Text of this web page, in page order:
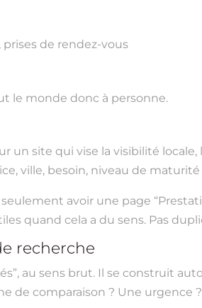
prises de rendez-vous
le monde donc à personne.
site qui vise la visibilité locale,
ville, besoin, niveau de
avoir une page
quand cela a du sens. Pas
recherche
au sens brut. Il se construit
de comparaison ? Une urgence